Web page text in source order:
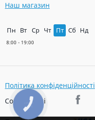
Наш магазин
Пн Вт Ср Чт Пт Сб Нд
Політика конфіденційності
Соц. мережі
КНОПКА
ЗВ'ЯЗКУ